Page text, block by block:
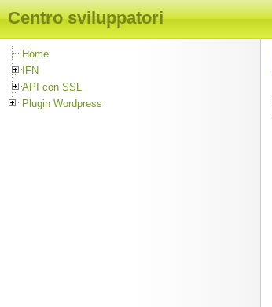
Centro sviluppatori
Home
IFN
API con SSL
Plugin Wordpress